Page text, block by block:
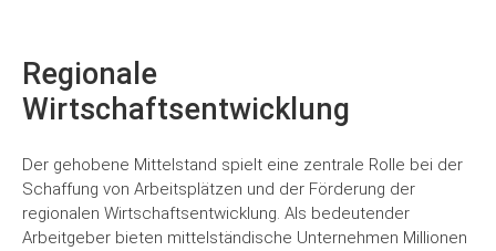
Regionale
Wirtschaftsentwicklung
Der gehobene Mittelstand spielt eine zentrale Rolle bei der
Schaffung von Arbeitsplätzen und der Förderung der
regionalen Wirtschaftsentwicklung. Als bedeutender
Arbeitgeber bieten mittelständische Unternehmen Millionen